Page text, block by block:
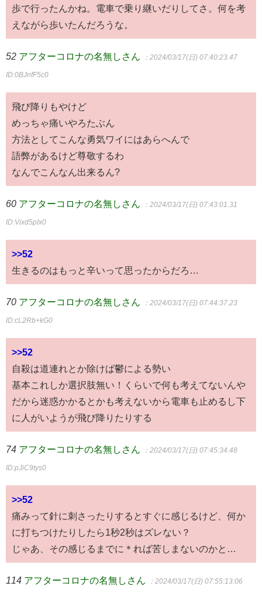
歩で行ったんかね。電車で乗り継いだりしてさ。何を考
えながら歩いたんだろうな。
52 アフターコロナの名無しさん ：2024/03/17(日) 07:40:23.47
ID:0BJnfF5c0
飛び降りもやけど
めっちゃ痛いやろたぶん
方法としてこんな勇気ワイにはあらへんで
語弊があるけど尊敬するわ
なんでこんなん出来るん?
60 アフターコロナの名無しさん ：2024/03/17(日) 07:43:01.31
ID:Vixd5pIx0
>>52
生きるのはもっと辛いって思ったからだろ…
70 アフターコロナの名無しさん ：2024/03/17(日) 07:44:37.23
ID:cL2Rb+kG0
>>52
自殺は道連れとか除けば鬱による勢い
基本これしか選択肢無い！くらいで何も考えてないんや
だから迷惑かかるとかも考えないから電車も止めるし下
に人がいようが飛び降りたりする
74 アフターコロナの名無しさん ：2024/03/17(日) 07:45:34.48
ID:pJiC9tys0
>>52
痛みって針に刺さったりするとすぐに感じるけど、何か
に打ちつけたりしたら1秒2秒はズレない？
じゃあ、その感じるまでに＊れば苦しまないのかと…
114 アフターコロナの名無しさん ：2024/03/17(日) 07:55:13.06